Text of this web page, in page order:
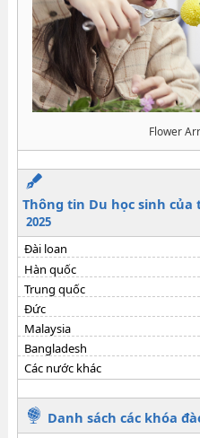
Flower
Thông tin Du học sinh
2025
Đài loan
Hàn quốc
Trung quốc
Đức
Malaysia
Bangladesh
Các nước khác
Danh sách các khóa